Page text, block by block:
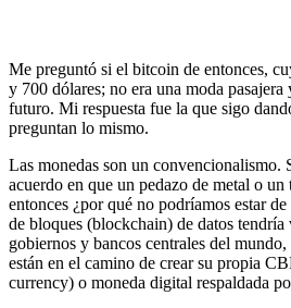
Me preguntó si el bitcoin de entonces,
y 700 dólares; no era una moda pasajera
futuro. Mi respuesta fue la que sigo
preguntan lo mismo.
Las monedas son un convencionalismo.
acuerdo en que un pedazo de metal o
entonces ¿por qué no podríamos estar
de bloques (blockchain) de datos
gobiernos y bancos centrales del
están en el camino de crear su propia
currency) o moneda digital respaldada